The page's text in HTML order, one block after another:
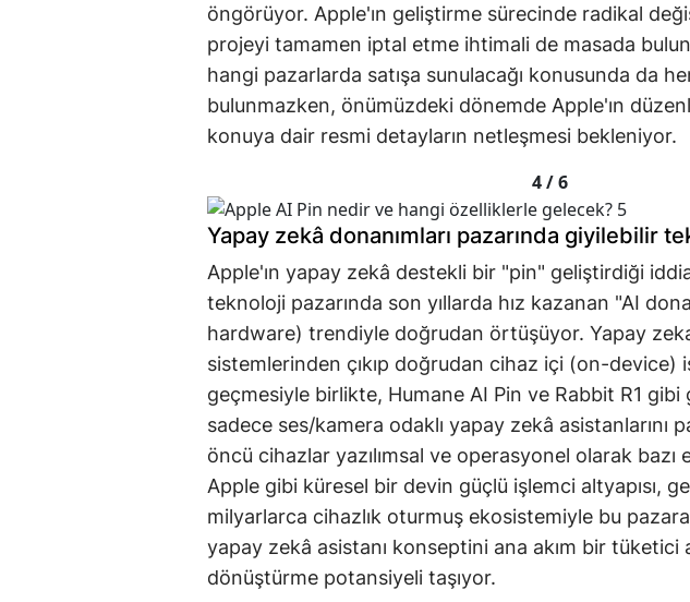
öngörüyor. Apple'ın geliştirme sürecinde radikal
projeyi tamamen iptal etme ihtimali de masada
hangi pazarlarda satışa sunulacağı konusunda da
bulunmazken, önümüzdeki dönemde Apple'ın
konuya dair resmi detayların netleşmesi bekleniyor.
4 /6
Yapay zekâ donanımları pazarında giyilebilir
Apple'ın yapay zekâ destekli bir "pin" geliştirdiği
teknoloji pazarında son yıllarda hız kazanan "AI
hardware) trendiyle doğrudan örtüşüyor. Yapay
sistemlerinden çıkıp doğrudan cihaz içi (on-device)
geçmesiyle birlikte, Humane AI Pin ve Rabbit R1 gibi
sadece ses/kamera odaklı yapay zekâ asistanlarını
öncü cihazlar yazılımsal ve operasyonel olarak bazı
Apple gibi küresel bir devin güçlü işlemci altyapısı,
milyarlarca cihazlık oturmuş ekosistemiyle bu
yapay zekâ asistanı konseptini ana akım bir tüketici
dönüştürme potansiyeli taşıyor.